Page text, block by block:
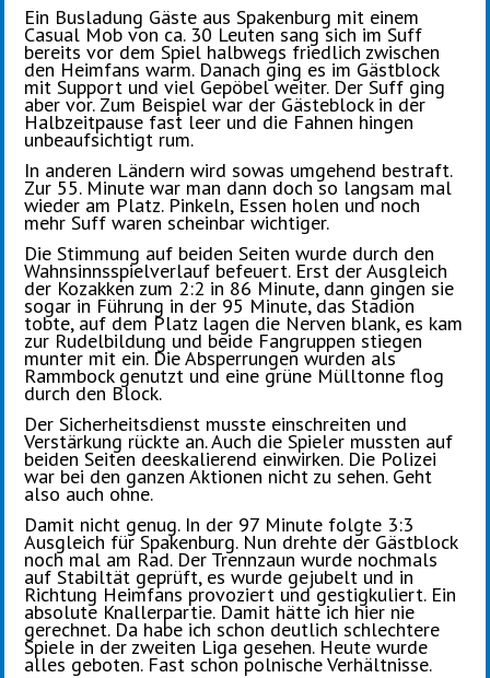
Ein Busladung Gäste aus Spakenburg mit einem
Casual Mob von ca. 30 Leuten sang sich im Suff
bereits vor dem Spiel halbwegs friedlich zwischen
den Heimfans warm. Danach ging es im Gästblock
mit Support und viel Gepöbel weiter. Der Suff ging
aber vor. Zum Beispiel war der Gästeblock in der
Halbzeitpause fast leer und die Fahnen hingen
unbeaufsichtigt rum.
In anderen Ländern wird sowas umgehend bestraft.
Zur 55. Minute war man dann doch so langsam mal
wieder am Platz. Pinkeln, Essen holen und noch
mehr Suff waren scheinbar wichtiger.
Die Stimmung auf beiden Seiten wurde durch den
Wahnsinnsspielverlauf befeuert. Erst der Ausgleich
der Kozakken zum 2:2 in 86 Minute, dann gingen sie
sogar in Führung in der 95 Minute, das Stadion
tobte, auf dem Platz lagen die Nerven blank, es kam
zur Rudelbildung und beide Fangruppen stiegen
munter mit ein. Die Absperrungen wurden als
Rammbock genutzt und eine grüne Mülltonne flog
durch den Block.
Der Sicherheitsdienst musste einschreiten und
Verstärkung rückte an. Auch die Spieler mussten auf
beiden Seiten deeskalierend einwirken. Die Polizei
war bei den ganzen Aktionen nicht zu sehen. Geht
also auch ohne.
Damit nicht genug. In der 97 Minute folgte 3:3
Ausgleich für Spakenburg. Nun drehte der Gästblock
noch mal am Rad. Der Trennzaun wurde nochmals
auf Stabiltät geprüft, es wurde gejubelt und in
Richtung Heimfans provoziert und gestigkuliert. Ein
absolute Knallerpartie. Damit hätte ich hier nie
gerechnet. Da habe ich schon deutlich schlechtere
Spiele in der zweiten Liga gesehen. Heute wurde
alles geboten. Fast schon polnische Verhältnisse.